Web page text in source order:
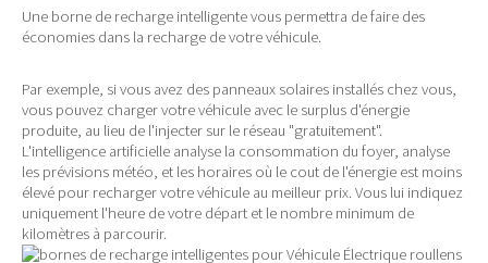
Une borne de recharge intelligente vous permettra de faire des
économies dans la recharge de votre véhicule.
Par exemple, si vous avez des panneaux solaires installés chez vous,
vous pouvez charger votre véhicule avec le surplus d'énergie
produite, au lieu de l'injecter sur le réseau "gratuitement".
L'intelligence artificielle analyse la consommation du foyer, analyse
les prévisions météo, et les horaires où le cout de l'énergie est moins
élevé pour recharger votre véhicule au meilleur prix. Vous lui indiquez
uniquement l'heure de votre départ et le nombre minimum de
kilomètres à parcourir.